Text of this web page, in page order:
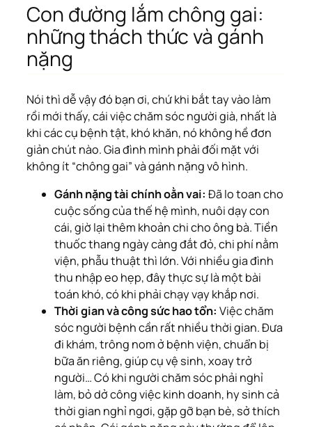
Con đường lắm chông gai:
những thách thức và gánh
nặng
Nói thì dễ vậy đó bạn ơi, chứ khi bắt tay vào làm
rồi mới thấy, cái việc chăm sóc người già, nhất là
khi các cụ bệnh tật, khó khăn, nó không hề đơn
giản chút nào. Gia đình mình phải đối mặt với
không ít “chông gai” và gánh nặng vô hình.
Gánh nặng tài chính oằn vai: Đã lo toan cho
cuộc sống của thế hệ mình, nuôi dạy con
cái, giờ lại thêm khoản chi cho ông bà. Tiền
thuốc thang ngày càng đắt đỏ, chi phí nằm
viện, phẫu thuật thì lớn. Với nhiều gia đình
thu nhập eo hẹp, đây thực sự là một bài
toán khó, có khi phải chạy vạy khắp nơi.
Thời gian và công sức hao tổn: Việc chăm
sóc người bệnh cần rất nhiều thời gian. Đưa
đi khám, trông nom ở bệnh viện, chuẩn bị
bữa ăn riêng, giúp cụ vệ sinh, xoay trở
người… Có khi người chăm sóc phải nghỉ
làm, bỏ dở công việc kinh doanh, hy sinh cả
thời gian nghỉ ngơi, gặp gỡ bạn bè, sở thích